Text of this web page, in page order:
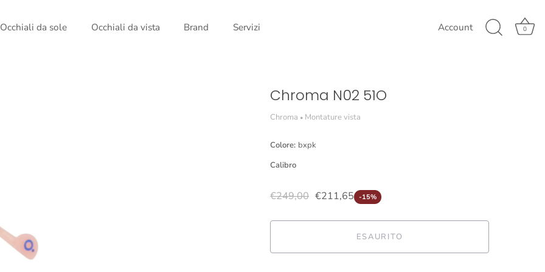
Occhiali da sole Occhiali da vista Brand Servizi Account 0
Chroma N02 51O
Chroma • Montature vista
Colore: bxpk
Calibro
€249,00 €211,65 -15%
ESAURITO